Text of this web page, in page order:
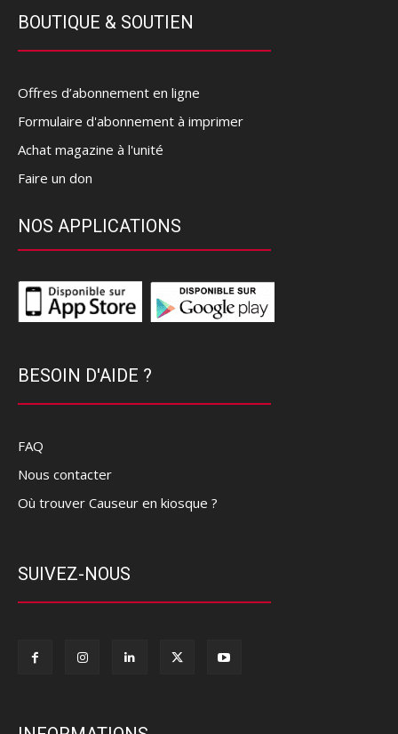
BOUTIQUE & SOUTIEN
Offres d’abonnement en ligne
Formulaire d'abonnement à imprimer
Achat magazine à l'unité
Faire un don
NOS APPLICATIONS
BESOIN D'AIDE ?
FAQ
Nous contacter
Où trouver Causeur en kiosque ?
SUIVEZ-NOUS